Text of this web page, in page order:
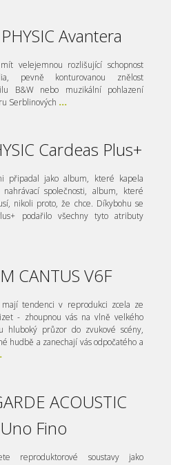
Avantera
velejemnou rozlišující schopnost
pevně konturovanou znělost
B&W nebo muzikální pohlazení
Serblinových ...
Cardeas Plus+
připadal jako album, které kapela
společnosti, album, které
nikoli proto, že chce. Díkybohu se
podařilo všechny tyto atributy
CANTUS V6F
tendenci v reprodukci zcela ze
- zhoupnou vás na vlně velkého
hluboký průzor do zvukové scény,
hudbě a zanechají vás odpočatého a
ACOUSTIC
Uno Fino
reproduktorové soustavy jako